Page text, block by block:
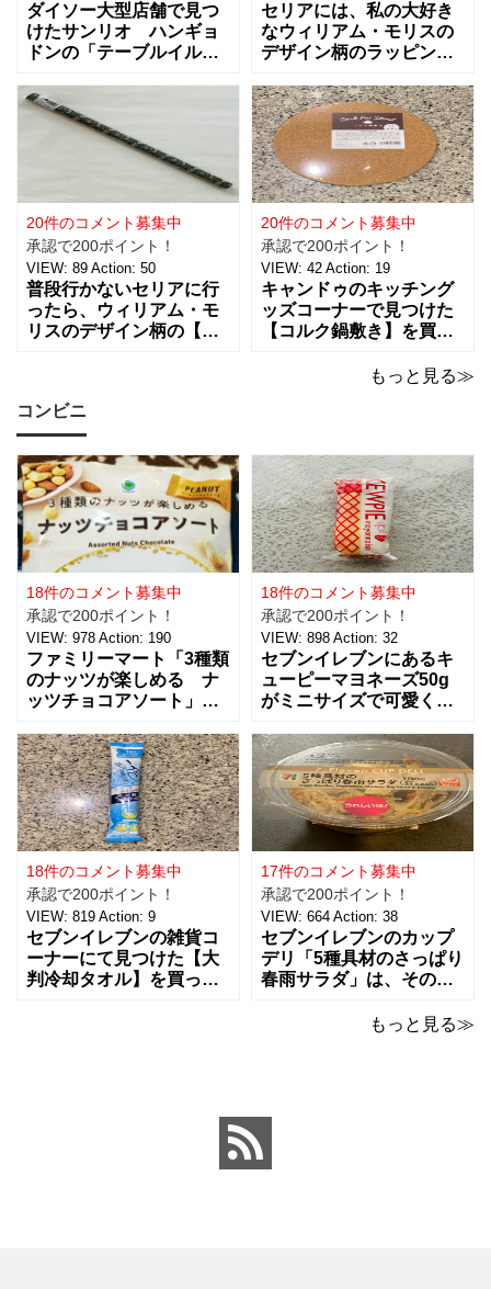
ダイソー大型店舗で見つ
けたサンリオ ハンギョ
ドンの「テーブルイルミ
円を買ってきました。 パ
ーティーのテーブルデコ
レーションやおやすみ前
のリラックスタイムに良
さそうな商品で、あの
「ハンギョドン」がデザ
インされたライトは、
セリアには、私の大好き
なウィリアム・モリスの
デザイン柄のラッピング
です！【サテンリボンマ
スターピースコレクショ
ン/WM】もとっても素敵
なので、紹介しますね。
サテンリボンの材質は、
ポリエステル。サイズ
は、約幅30㎜ x
20件のコメント募集中
承認で200ポイント！
VIEW: 89 Action: 50
普段行かないセリアに行
ったら、ウィリアム・モ
リスのデザイン柄の【包
いました。買えないと思
っていたので嬉しい。 サ
イズは、約幅760㎜ x 高
さ530㎜。2枚入っている
ので
20件のコメント募集中
承認で200ポイント！
VIEW: 42 Action: 19
キャンドゥのキッチング
ッズコーナーで見つけた
【コルク鍋敷き】を買っ
ている鍋敷きは木製のも
に100円ショップの100円
商品にはなかったため、
こちらのコル
もっと見る≫
コンビニ
18件のコメント募集中
承認で200ポイント！
VIEW: 978 Action: 190
ファミリーマート「3種類
のナッツが楽しめる ナ
ッツチョコアソート」を
て、ワインに合わせた
り、ちょっとした休憩時
間にもおすすめ！！ 税込
238円で、３種類（アー
モンド、ピーナッツ、ヘ
ーゼルナッツ）×４個ずつ
入ったチョコアソ
18件のコメント募集中
承認で200ポイント！
VIEW: 898 Action: 32
セブンイレブンにあるキ
ューピーマヨネーズ50g
がミニサイズで可愛く
した。 お味は容器が小さ
くなっただけで、定番と
同じ味で美味しいです。
マヨネーズは好みがそれ
ぞれあるようなのですけ
ど、私はキューピー派。
ただここ最近は健
18件のコメント募集中
承認で200ポイント！
VIEW: 819 Action: 9
セブンイレブンの雑貨コ
ーナーにて見つけた【大
判冷却タオル】を買って
17件のコメント募集中
承認で200ポイント！
VIEW: 664 Action: 38
セブンイレブンのカップ
デリ「5種具材のさっぱり
春雨サラダ」は、その名
わいで、食欲がないとき
した食感と、具材
もっと見る≫